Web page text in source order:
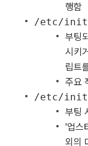
행함
/etc/
부팅
시키
립트
주요
/etc/
부팅
'업스
외의